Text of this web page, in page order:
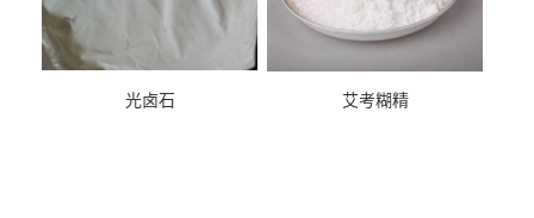
光卤石 艾考糊精